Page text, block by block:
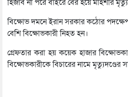
হিজাব না পরে বাইরে বের হয়ে মাহশার
বিক্ষোভ দমনে ইরান সরকার কঠোর
বেশি বিক্ষোভকারী নিহত হন।
গ্রেফতার করা হয় কয়েক হাজার
বিক্ষোভকারীকে বিচারের নামে মৃত্যুদণ্ডের